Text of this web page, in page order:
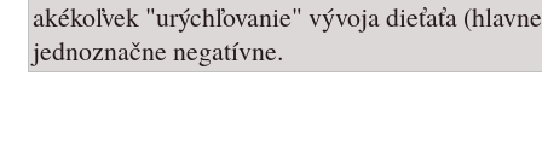
akékoľvek "urýchľovanie" vývoja dieťaťa
jednoznačne negatívne.